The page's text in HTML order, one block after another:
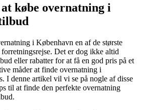
købe overnatning i
i København en af de største
Det er dog ikke altid
eller rabatter for at få en god pris på et
måder at finde overnatning i
I denne artikel vil vi se på nogle af disse
til at finde den perfekte overnatning